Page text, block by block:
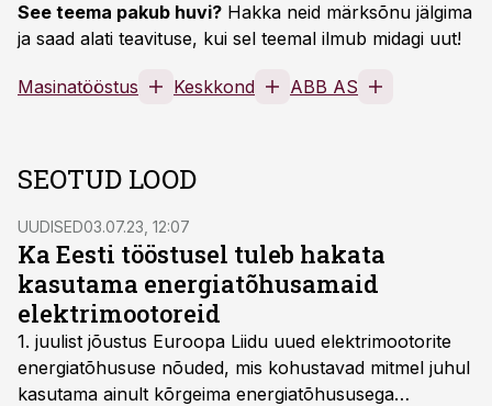
See teema pakub huvi? Hakka neid märksõnu jälgima
ja saad alati teavituse, kui sel teemal ilmub midagi uut!
Masinatööstus Keskkond ABB AS
SEOTUD LOOD
UUDISED03.07.23, 12:07
Ka Eesti tööstusel tuleb hakata
kasutama energiatõhusamaid
elektrimootoreid
1. juulist jõustus Euroopa Liidu uued elektrimootorite
energiatõhususe nõuded, mis kohustavad mitmel juhul
kasutama ainult kõrgeima energiatõhususega